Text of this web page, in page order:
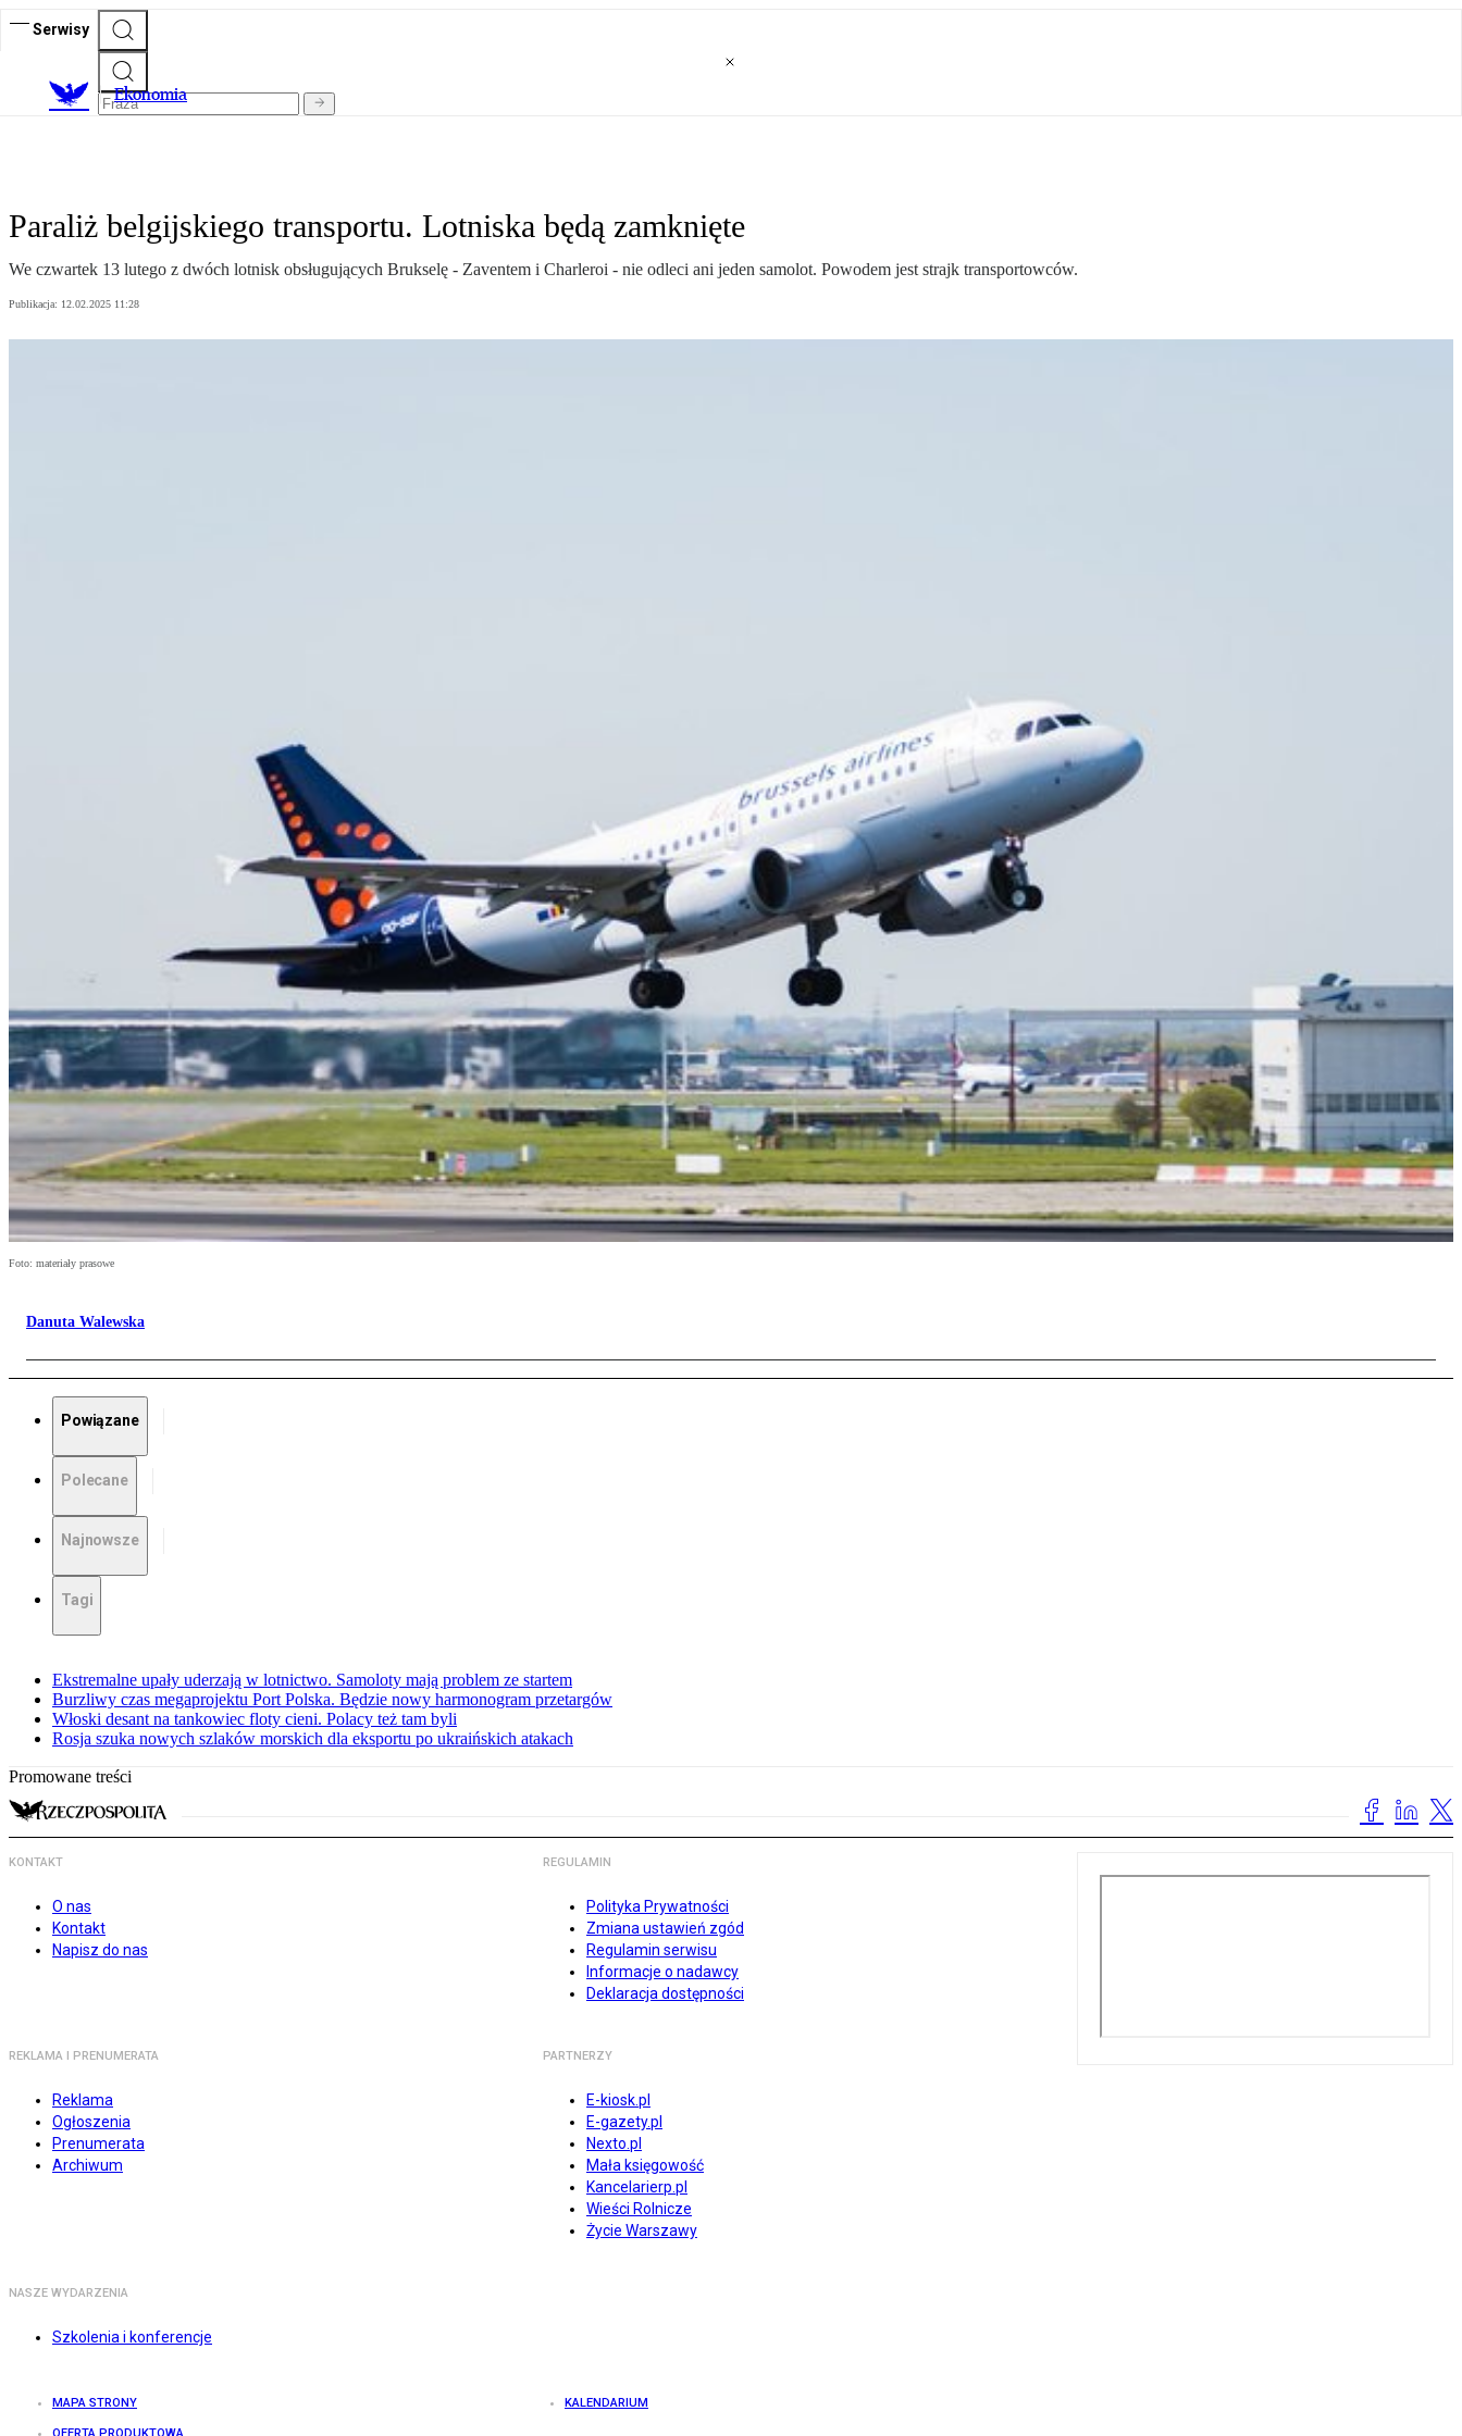
Serwisy
Ekonomia
Paraliż belgijskiego transportu. Lotniska będą zamknięte
We czwartek 13 lutego z dwóch lotnisk obsługujących Brukselę - Zaventem i Charleroi - nie odleci ani jeden samolot. Powodem jest strajk transportowców.
Publikacja: 12.02.2025 11:28
Foto: materiały prasowe
Danuta Walewska
Powiązane
Polecane
Najnowsze
Tagi
Ekstremalne upały uderzają w lotnictwo. Samoloty mają problem ze startem
Burzliwy czas megaprojektu Port Polska. Będzie nowy harmonogram przetargów
Włoski desant na tankowiec floty cieni. Polacy też tam byli
Rosja szuka nowych szlaków morskich dla eksportu po ukraińskich atakach
Promowane treści
KONTAKT
O nas
Kontakt
Napisz do nas
REGULAMIN
Polityka Prywatności
Zmiana ustawień zgód
Regulamin serwisu
Informacje o nadawcy
Deklaracja dostępności
REKLAMA I PRENUMERATA
Reklama
Ogłoszenia
Prenumerata
Archiwum
PARTNERZY
E-kiosk.pl
E-gazety.pl
Nexto.pl
Mała księgowość
Kancelarierp.pl
Wieści Rolnicze
Życie Warszawy
NASZE WYDARZENIA
Szkolenia i konferencje
MAPA STRONY KALENDARIUM